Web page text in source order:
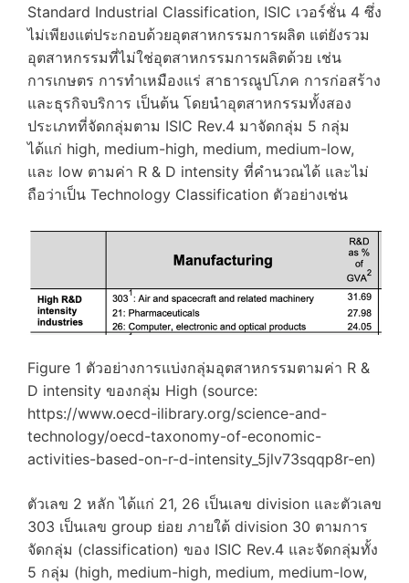
Standard Industrial Classification, ISIC เวอร์ชั่น 4 ซึ่ง
ไม่เพียงแต่ประกอบด้วยอุตสาหกรรมการผลิต แต่ยังรวม
อุตสาหกรรมที่ไม่ใช่อุตสาหกรรมการผลิตด้วย เช่น
การเกษตร การทำเหมืองแร่ สาธารณูปโภค การก่อสร้าง
และธุรกิจบริการ เป็นต้น โดยนำอุตสาหกรรมทั้งสอง
ประเภทที่จัดกลุ่มตาม ISIC Rev.4 มาจัดกลุ่ม 5 กลุ่ม
ได้แก่ high, medium-high, medium, medium-low,
และ low ตามค่า R & D intensity ที่คำนวณได้ และไม่
ถือว่าเป็น Technology Classification ตัวอย่างเช่น
Figure 1 ตัวอย่างการแบ่งกลุ่มอุตสาหกรรมตามค่า R &
D intensity ของกลุ่ม High (source:
https://www.oecd-ilibrary.org/science-and-
technology/oecd-taxonomy-of-economic-
activities-based-on-r-d-intensity_5jlv73sqqp8r-en)
ตัวเลข 2 หลัก ได้แก่ 21, 26 เป็นเลข division และตัวเลข
303 เป็นเลข group ย่อย ภายใต้ division 30 ตามการ
จัดกลุ่ม (classification) ของ ISIC Rev.4 และจัดกลุ่มทั้ง
5 กลุ่ม (high, medium-high, medium, medium-low,